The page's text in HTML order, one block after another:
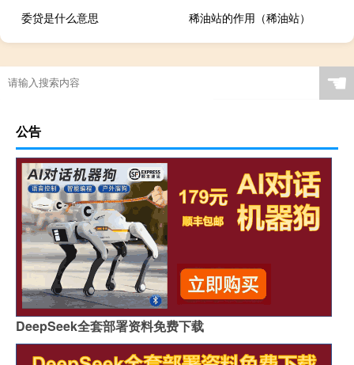
委贷是什么意思
稀油站的作用（稀油站）
☚
公告
DeepSeek全套部署资料免费下载